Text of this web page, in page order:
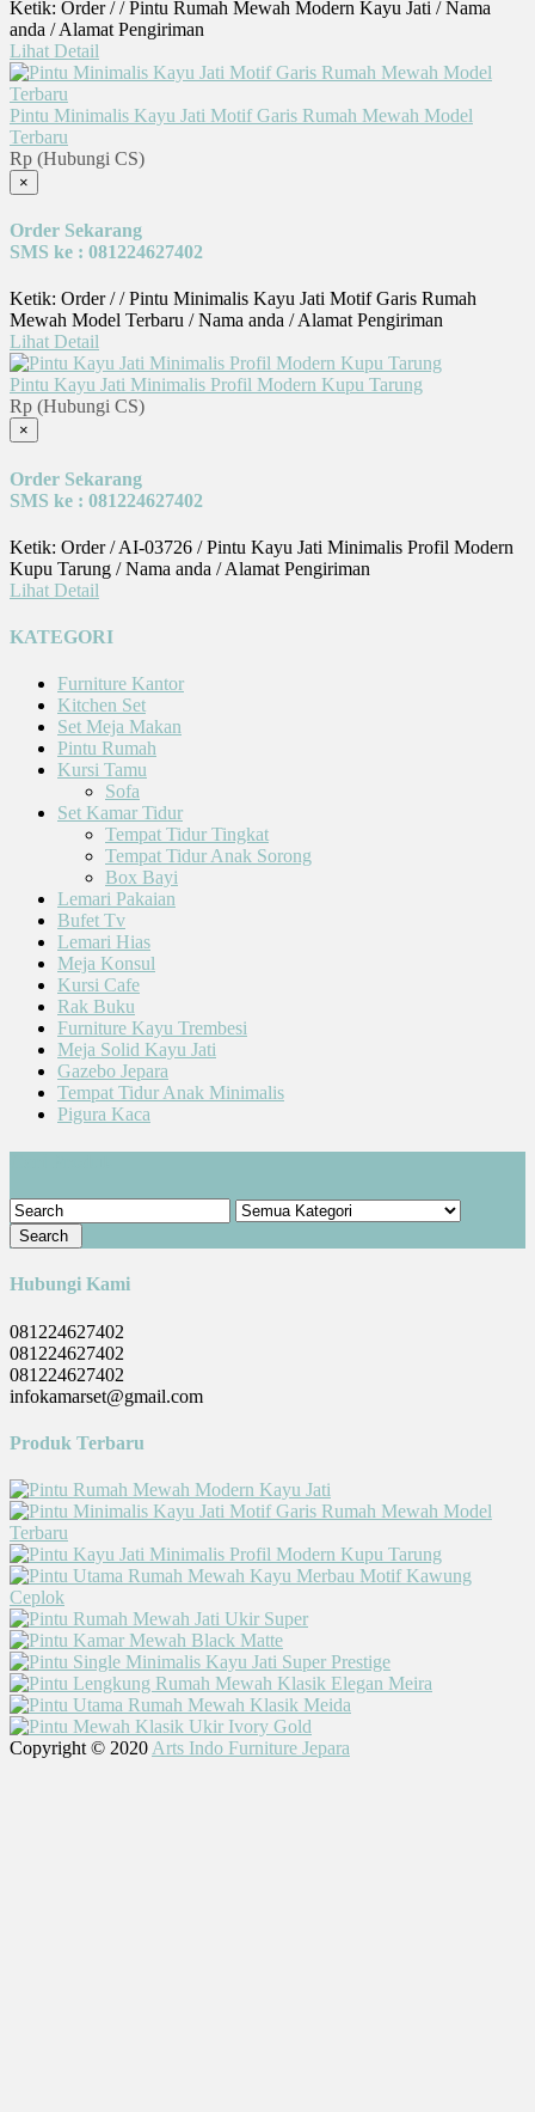
Ketik: Order / / Pintu Rumah Mewah Modern Kayu Jati / Nama
anda / Alamat Pengiriman
Lihat Detail
Pintu Minimalis Kayu Jati Motif Garis Rumah Mewah Model
Terbaru
Rp (Hubungi CS)
×
Order Sekarang
SMS ke : 081224627402
Ketik: Order / / Pintu Minimalis Kayu Jati Motif Garis Rumah
Mewah Model Terbaru / Nama anda / Alamat Pengiriman
Lihat Detail
Pintu Kayu Jati Minimalis Profil Modern Kupu Tarung
Rp (Hubungi CS)
×
Order Sekarang
SMS ke : 081224627402
Ketik: Order / AI-03726 / Pintu Kayu Jati Minimalis Profil Modern
Kupu Tarung / Nama anda / Alamat Pengiriman
Lihat Detail
KATEGORI
Furniture Kantor
Kitchen Set
Set Meja Makan
Pintu Rumah
Kursi Tamu
Sofa
Set Kamar Tidur
Tempat Tidur Tingkat
Tempat Tidur Anak Sorong
Box Bayi
Lemari Pakaian
Bufet Tv
Lemari Hias
Meja Konsul
Kursi Cafe
Rak Buku
Furniture Kayu Trembesi
Meja Solid Kayu Jati
Gazebo Jepara
Tempat Tidur Anak Minimalis
Pigura Kaca
Hubungi Kami
081224627402
081224627402
081224627402
infokamarset@gmail.com
Produk Terbaru
Copyright © 2020 Arts Indo Furniture Jepara